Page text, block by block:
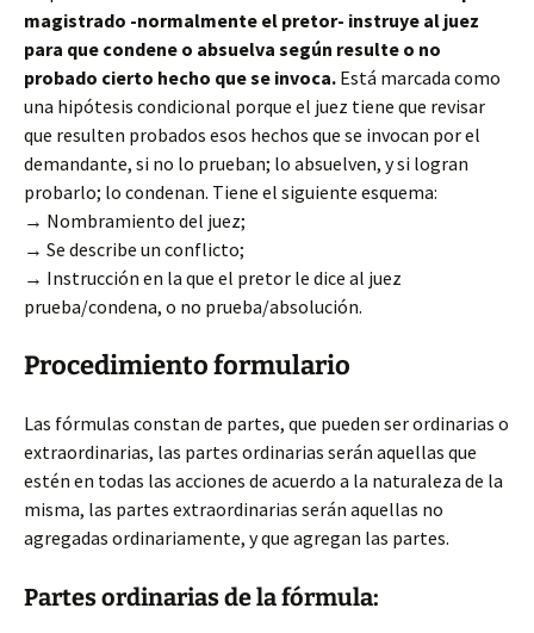
magistrado -normalmente el pretor- instruye al juez
para que condene o absuelva según resulte o no
probado cierto hecho que se invoca. Está marcada como
una hipótesis condicional porque el juez tiene que revisar
que resulten probados esos hechos que se invocan por el
demandante, si no lo prueban; lo absuelven, y si logran
probarlo; lo condenan. Tiene el siguiente esquema:
→ Nombramiento del juez;
→ Se describe un conflicto;
→ Instrucción en la que el pretor le dice al juez
prueba/condena, o no prueba/absolución.
Procedimiento formulario
Las fórmulas constan de partes, que pueden ser ordinarias o
extraordinarias, las partes ordinarias serán aquellas que
estén en todas las acciones de acuerdo a la naturaleza de la
misma, las partes extraordinarias serán aquellas no
agregadas ordinariamente, y que agregan las partes.
Partes ordinarias de la fórmula: